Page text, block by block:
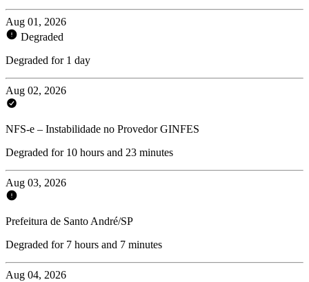
Aug 01, 2026
Degraded
Degraded for 1 day
Aug 02, 2026
NFS-e – Instabilidade no Provedor GINFES
Degraded for 10 hours and 23 minutes
Aug 03, 2026
Prefeitura de Santo André/SP
Degraded for 7 hours and 7 minutes
Aug 04, 2026